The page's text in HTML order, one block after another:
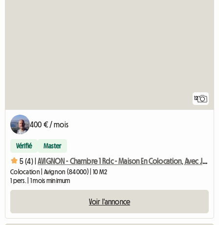
12
400 € / mois
Vérifié Master
5 (4) | AVIGNON - Chambre 1 Rdc - Maison En Colocation, Avec Jardin
Colocation | Avignon (84000) | 10 M2
1 pers. | 1 mois minimum
Voir l'annonce